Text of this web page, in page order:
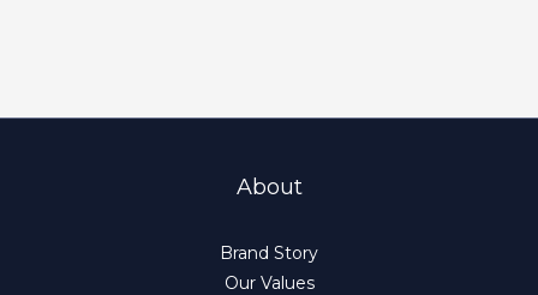
About
Brand Story
Our Values